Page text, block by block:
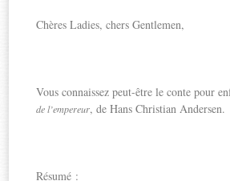
Chères Ladies, chers Gentlemen,
Vous connaissez peut-être le conte pour
de l’empereur, de Hans Christian Andersen.
Résumé :